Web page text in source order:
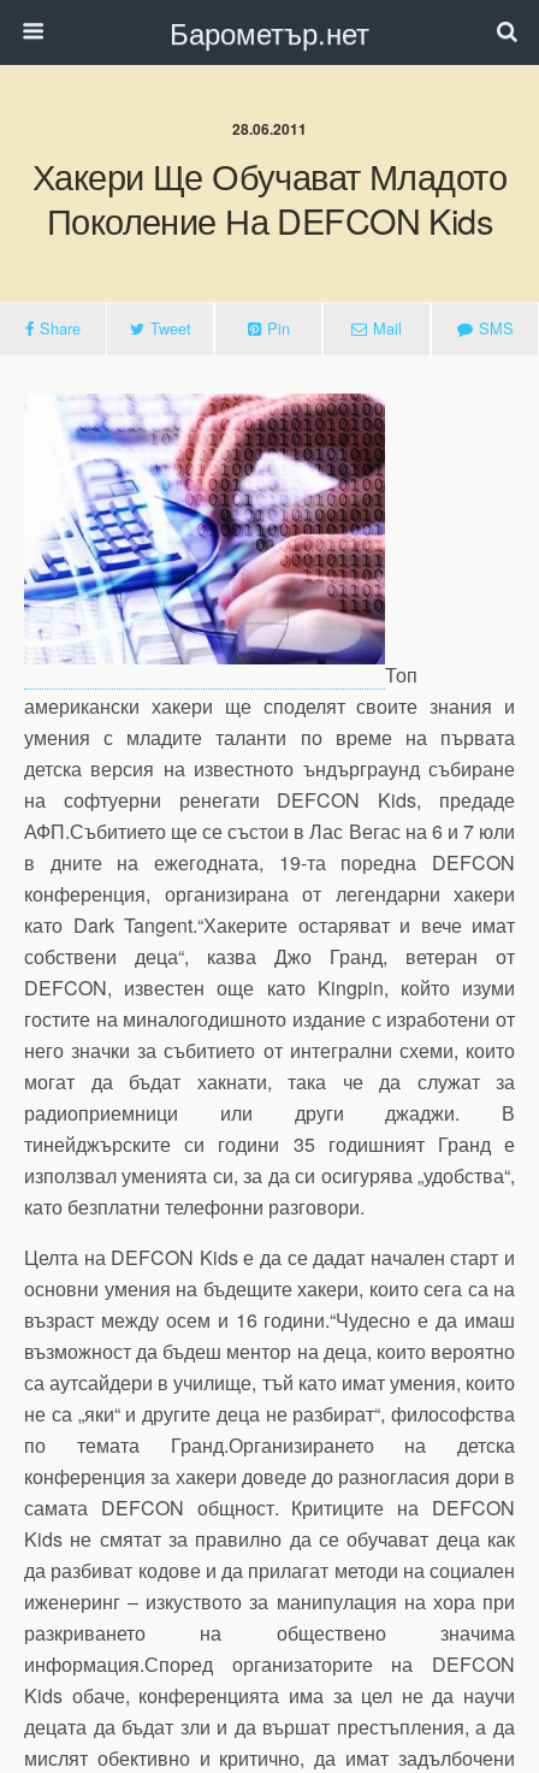
Барометър.нет
28.06.2011
Хакери Ще Обучават Младото
Поколение На DEFCON Kids
Share Tweet Pin Mail SMS
Топ
американски хакери ще споделят своите знания и
умения с младите таланти по време на първата
детска версия на известното ъндърграунд събиране
на софтуерни ренегати DEFCON Kids, предаде
АФП.Събитието ще се състои в Лас Вегас на 6 и 7 юли
в дните на ежегодната, 19-та поредна DEFCON
конференция, организирана от легендарни хакери
като Dark Tangent.“Хакерите остаряват и вече имат
собствени деца“, казва Джо Гранд, ветеран от
DEFCON, известен още като Kingpin, който изуми
гостите на миналогодишното издание с изработени от
него значки за събитието от интегрални схеми, които
могат да бъдат хакнати, така че да служат за
радиоприемници или други джаджи. В
тинейджърските си години 35 годишният Гранд е
използвал уменията си, за да си осигурява „удобства“,
като безплатни телефонни разговори.
Целта на DEFCON Kids е да се дадат начален старт и
основни умения на бъдещите хакери, които сега са на
възраст между осем и 16 години.“Чудесно е да имаш
възможност да бъдеш ментор на деца, които вероятно
са аутсайдери в училище, тъй като имат умения, които
не са „яки“ и другите деца не разбират“, философства
по темата Гранд.Организирането на детска
конференция за хакери доведе до разногласия дори в
самата DEFCON общност. Критиците на DEFCON
Kids не смятат за правилно да се обучават деца как
да разбиват кодове и да прилагат методи на социален
иженеринг – изкуството за манипулация на хора при
разкриването на обществено значима
информация.Според организаторите на DEFCON
Kids обаче, конференцията има за цел не да научи
децата да бъдат зли и да вършат престъпления, а да
мислят обективно и критично, да имат задълбочени